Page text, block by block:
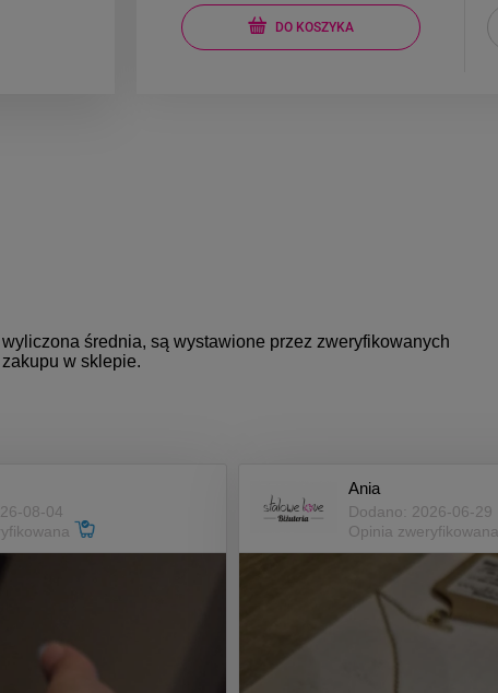
DO KOSZYKA
wyliczona średnia, są wystawione przez zweryfikowanych
w sklepie.
08-04
Ania
Dodano: 2026-06-29
Opinia zweryfikowana